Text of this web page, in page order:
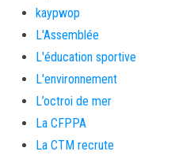
kaypwop
L'Assemblée
L'éducation sportive
L'environnement
L’octroi de mer
La CFPPA
La CTM recrute